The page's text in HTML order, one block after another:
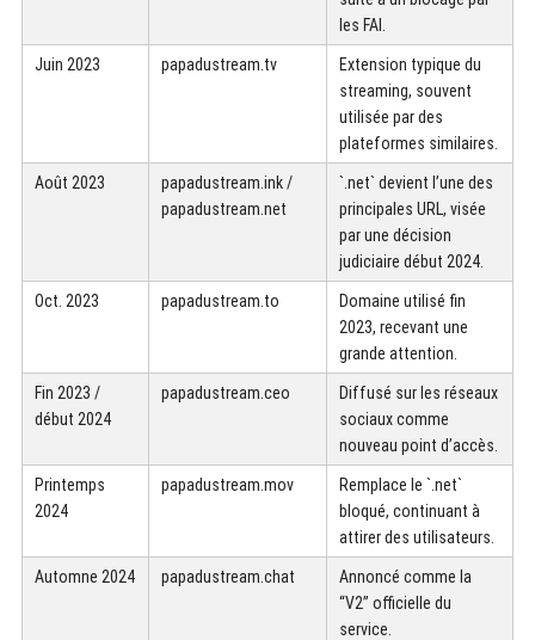
les FAI.
Juin 2023 papadustream.tv
Extension typique du
streaming, souvent
utilisée par des
plateformes similaires.
Août 2023
papadustream.ink /
papadustream.net
`.net` devient l’une des
principales URL, visée
par une décision
judiciaire début 2024.
Oct. 2023 papadustream.to
Domaine utilisé fin
2023, recevant une
grande attention.
Fin 2023 /
début 2024
papadustream.ceo
Diffusé sur les réseaux
sociaux comme
nouveau point d’accès.
Printemps
2024
papadustream.mov
Remplace le `.net`
bloqué, continuant à
attirer des utilisateurs.
Automne 2024 papadustream.chat
Annoncé comme la
“V2” officielle du
service.